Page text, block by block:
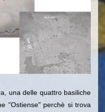
una delle quattro basiliche
"Ostiense" perchè si trova